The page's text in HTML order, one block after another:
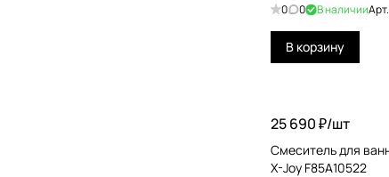
0 0 В наличииАрт.
В корзину
25 690 ₽/шт
Смеситель для
X-Joy F85A10522